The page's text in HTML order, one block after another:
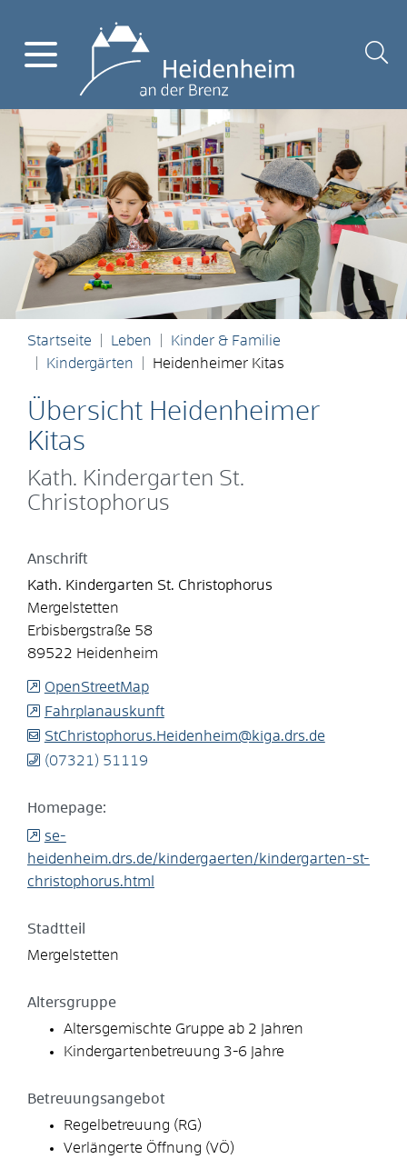
Startseite Leben
Kinder & Familie
Kindergärten
Heidenheimer Kitas
Übersicht Heidenheimer
Kitas
Kath. Kindergarten St.
Christophorus
Anschrift
Kath. Kindergarten St. Christophorus
Mergelstetten
Erbisbergstraße 58
89522 Heidenheim
OpenStreetMap
Fahrplanauskunft
StChristophorus.Heidenheim@kiga.drs.de
(07321) 511 19
Homepage:
se-
heidenheim.drs.de/kindergaerten/kindergarten-st-
christophorus.html
Stadtteil
Mergelstetten
Altersgruppe
Altersgemischte Gruppe ab 2 Jahren
Kindergartenbetreuung 3-6 Jahre
Betreuungsangebot
Regelbetreuung (RG)
Verlängerte Öffnung (VÖ)